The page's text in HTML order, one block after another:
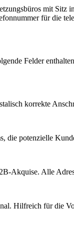
mit Sitz in
für die
Felder
korrekte
die potenzielle
Akquise. Alle
Hilfreich für die